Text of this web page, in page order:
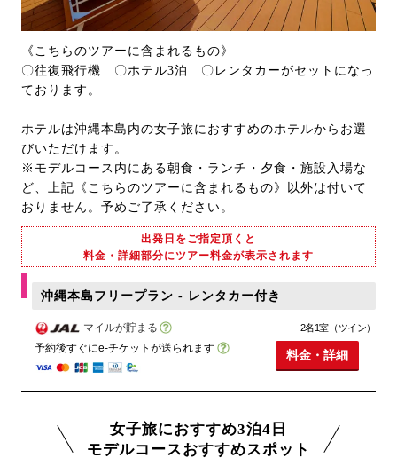
《こちらのツアーに含まれるもの》
〇往復飛行機 〇ホテル3泊 〇レンタカーがセットになっ
ております。
ホテルは沖縄本島内の女子旅におすすめのホテルからお選
びいただけます。
※モデルコース内にある朝食・ランチ・夕食・施設入場な
ど、上記《こちらのツアーに含まれるもの》以外は付いて
おりません。予めご了承ください。
出発日をご指定頂くと
料金・詳細部分にツアー料金が表示されます
沖縄本島フリープラン - レンタカー付き
マイルが貯まる
予約後すぐにe-チケットが送られます
2名1室（ツイン）
料金・詳細
女子旅におすすめ3泊4日
モデルコースおすすめスポット